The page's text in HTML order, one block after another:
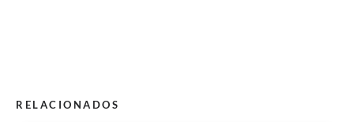
RELACIONADOS